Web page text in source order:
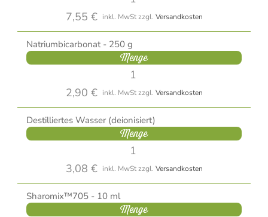
7,55 € inkl. MwStzzgl. Versandkosten
Natriumbicarbonat - 250 g
Menge
2,90 € inkl. MwStzzgl. Versandkosten
Destilliertes Wasser (deionisiert)
Menge
3,08 € inkl. MwStzzgl. Versandkosten
Sharomix™705 - 10 ml
Menge